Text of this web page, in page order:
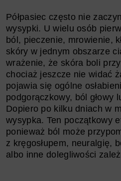
Półpasiec często nie
wysypki. U wielu osób
ból, pieczenie, mrowienie,
skóry w jednym obszarze
wrażenie, że skóra boli
chociaż jeszcze nie widać
pojawia się ogólne
podgorączkowy, ból głowy
Dopiero po kilku dniach w
wysypka. Ten początkowy
ponieważ ból może
z kręgosłupem, neuralgię,
albo inne dolegliwości